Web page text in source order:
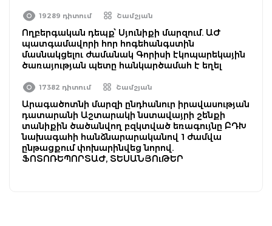
19289 դիտում Շամշյան
Ողբերգական դեպք՝ Սյունիքի մարզում. ԱԺ
պատգամավորի հոր հոգեհանգստին
մասնակցելու ժամանակ Գորիսի էկոպարեկային
ծառայության պետը հանկարծամահ է եղել
17382 դիտում Շամշյան
Արագածոտնի մարզի ընդհանուր իրավասության
դատարանի Աշտարակի նստավայրի շենքի
տանիքին ծածանվող բզկտված եռագույնը ԲԴԽ
նախագահի հանձնարարականով 1 ժամվա
ընթացքում փոխարինվեց նորով.
ՖՈՏՈՌԵՊՈՐՏԱԺ, ՏԵՍԱՆՅՈւԹԵՐ